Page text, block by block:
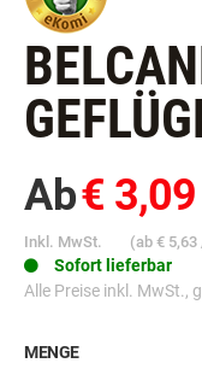
Ab€ 3,09
Inkl. MwSt. (ab € 5,63
Sofort lieferbar
Alle Preise inkl. MwSt.,
MENGE